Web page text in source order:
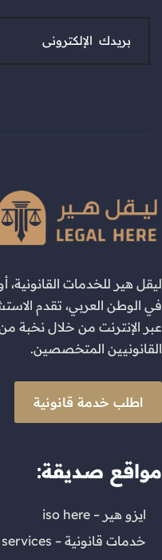
ليقل هير للخدمات
في الوطن العربي، تقدم
عبر الإنترنت من خلال نخبة
القانونيين المتخصصين.
اطلب خدمة قانونية
مواقع صديقة:
ايزو هير – iso here
خدمات قانونية – legal services